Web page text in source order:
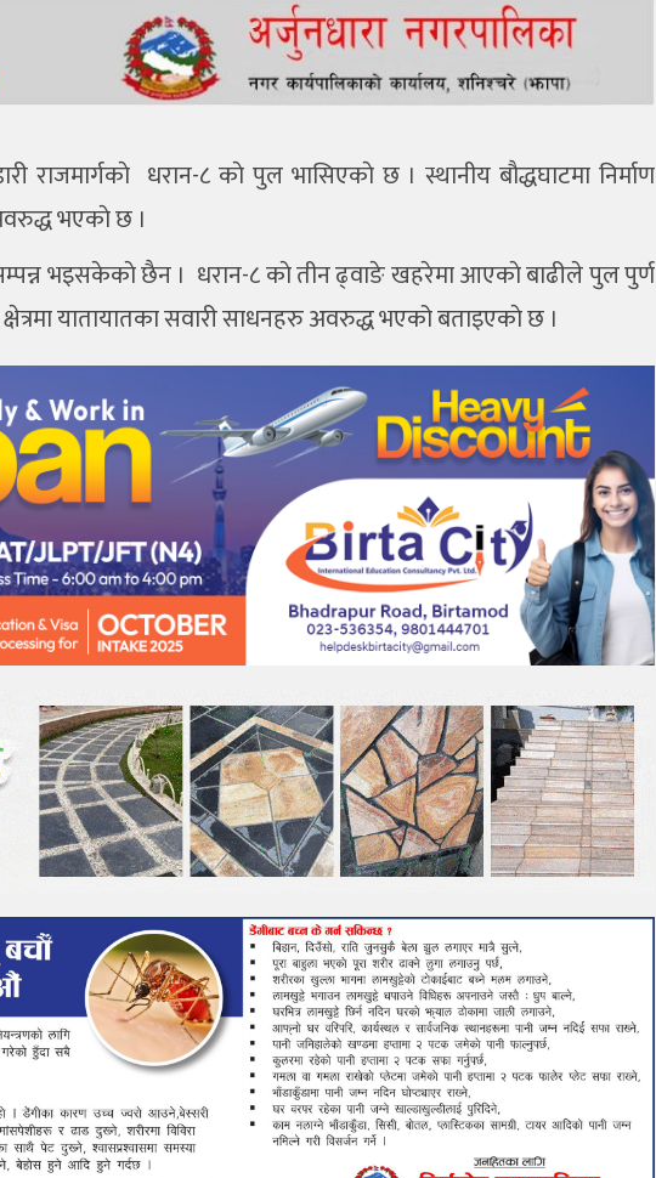
राजमार्गकाे धरान-८ काे पुल भासिएकाे छ । स्थानीय बाैद्धघाटमा निर्माण
भएकाे छ ।
सम्पन्न भइसकेकाे छैन । धरान-८ काे तीन ढ्वाङे खहरेमा आएकाे बाढीले पुल पुर्ण
यातायातका सवारी साधनहरु अवरुद्ध भएको बताइएकाे छ ।